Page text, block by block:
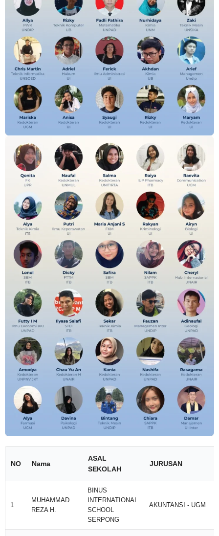
NO Nama
ASAL
SEKOLAH
JURUSAN
1
MUHAMMAD
REZA H.
BINUS
INTERNATIONAL
SCHOOL
SERPONG
AKUNTANSI - UGM